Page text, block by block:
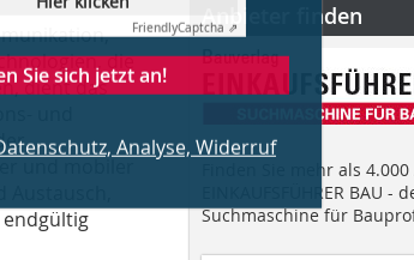
die
dient das
und
und mobiler
endgültig
Anbieter finden
Finden Sie mehr als
EINKAUFSFÜHRER BAU -
Suchmaschine für